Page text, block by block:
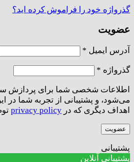
گذرواژه خود را فراموش کرده اید؟
عضویت
آدرس ایمیل *
گذرواژه *
اطلاعات شخصی شما برای پردازش
می‌شود، و پشتیبانی از تجربه شما در
اهداف دیگری که در privacy policy
عضویت
پشتیبانی
پشتیبانی آنلاین